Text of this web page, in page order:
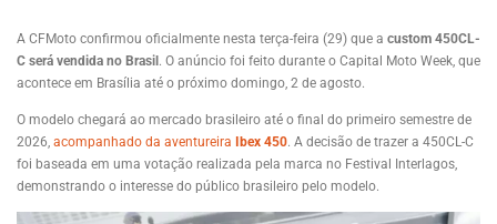
A CFMoto confirmou oficialmente nesta terça-feira (29) que a custom 450CL-
C será vendida no Brasil. O anúncio foi feito durante o Capital Moto Week, que
acontece em Brasília até o próximo domingo, 2 de agosto.
O modelo chegará ao mercado brasileiro até o final do primeiro semestre de
2026, acompanhado da aventureira Ibex 450. A decisão de trazer a 450CL-C
foi baseada em uma votação realizada pela marca no Festival Interlagos,
demonstrando o interesse do público brasileiro pelo modelo.